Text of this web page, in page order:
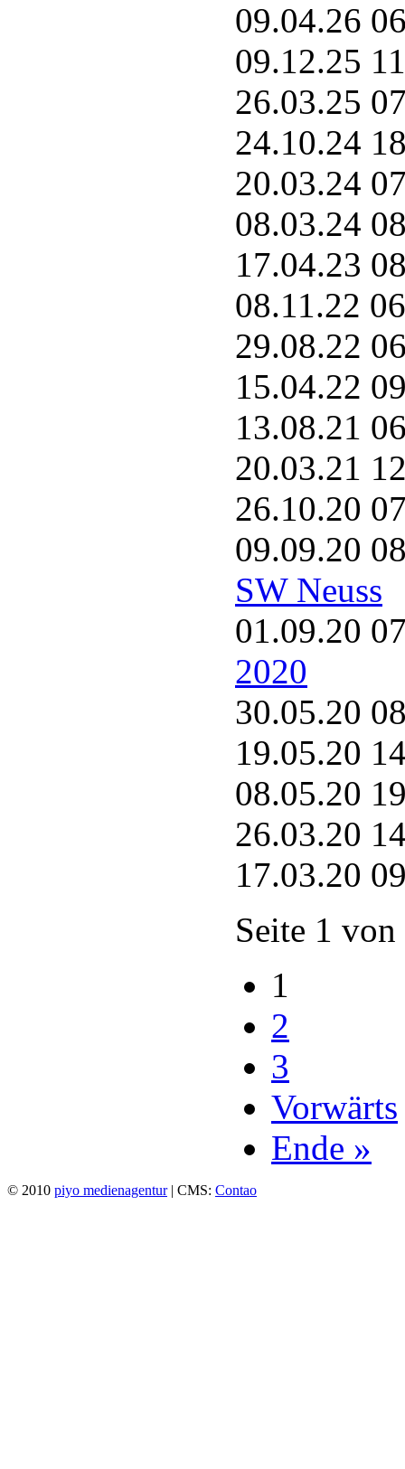
09.04.26
09.12.25
26.03.25
24.10.24
20.03.24
08.03.24
17.04.23
08.11.22
29.08.22
15.04.22
13.08.21
20.03.21
26.10.20
09.09.20
SW Neuss
01.09.20
2020
30.05.20
19.05.20
08.05.20
26.03.20
17.03.20
Seite 1 von
1
2
3
Vorwärts
Ende »
© 2010 piyo medienagentur| CMS: Contao